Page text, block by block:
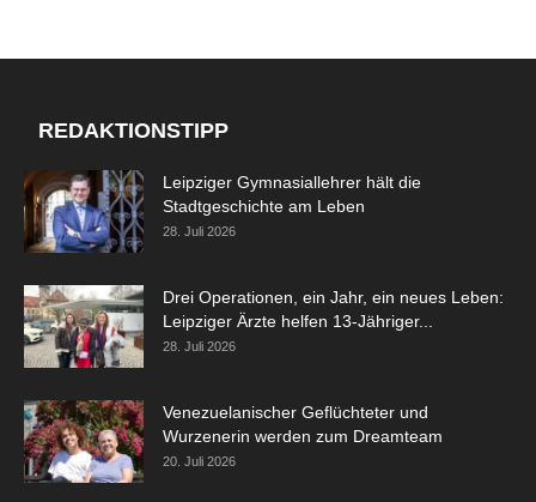
REDAKTIONSTIPP
Leipziger Gymnasiallehrer hält die
Stadtgeschichte am Leben
28. Juli 2026
Drei Operationen, ein Jahr, ein neues Leben:
Leipziger Ärzte helfen 13-Jähriger...
28. Juli 2026
Venezuelanischer Geflüchteter und
Wurzenerin werden zum Dreamteam
20. Juli 2026